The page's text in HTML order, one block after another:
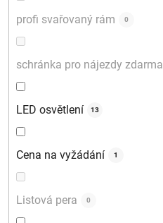
profi svařovaný rám 0
schránka pro nájezdy zdarma
LED osvětlení 13
Cena na vyžádání 1
Listová pera 0